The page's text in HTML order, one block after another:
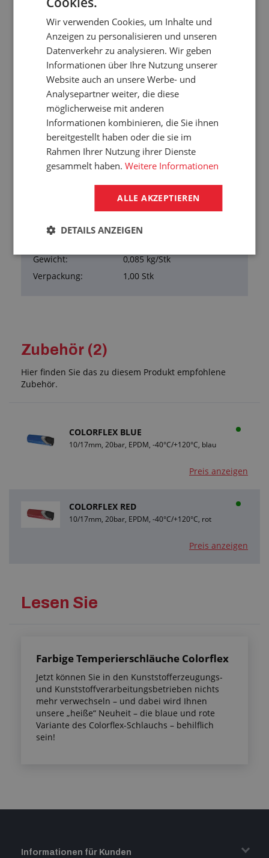
(PTFE)
Arbeitstemperatur: -20 °C/+200 °C
Erfüllt die Normen:
Gewinde gemäß ISO 228/DIN 13
Übersicht der Eigenschaften
Außengewinde:
M16x1,5
DN:
6
Typ:
Arbeitstemperatur:
-20/+200 °C
Gewicht:
0,085 kg/Stk
Verpackung:
1,00 Stk
Zubehör (2)
Hier finden Sie das zu diesem Produkt empfohlene
Zubehör.
COLORFLEX BLUE
10/17mm, 20bar, EPDM, -40°C/+120°C, blau
Preis anzeigen
COLORFLEX RED
10/17mm, 20bar, EPDM, -40°C/+120°C, rot
Preis anzeigen
Lesen Sie
Farbige Temperierschläuche Colorflex
Jetzt können Sie in den Kunststofferzeugungs-
und Kunststoffverarbeitungsbetrieben nichts
mehr verwechseln – und dabei wird Ihnen
unsere „heiße“ Neuheit – die blaue und rote
Variante des Colorflex-Schlauchs – behilflich
sein!
Informationen für Kunden
Wir verwenden Cookies, um Inhalte und
Anzeigen zu personalisieren und unseren
Datenverkehr zu analysieren. Wir geben
Informationen über Ihre Nutzung unserer
Website auch an unsere Werbe- und
Analysepartner weiter, die diese
möglicherweise mit anderen
Informationen kombinieren, die Sie ihnen
bereitgestellt haben oder die sie im
Rahmen Ihrer Nutzung ihrer Dienste
gesammelt haben.Weitere Informationen
ALLE AKZEPTIEREN
DETAILS ANZEIGEN